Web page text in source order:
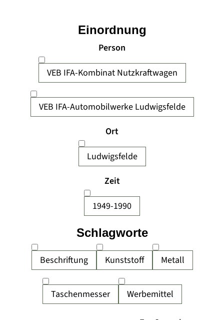
Person
VEB IFA-Kombinat Nutzkraftwagen
VEB IFA-Automobilwerke Ludwigsfelde
Ort
Ludwigsfelde
Zeit
1949-1990
Beschriftung Kunststoff Metall
Taschenmesser Werbemittel
Einordnung
Schlagworte